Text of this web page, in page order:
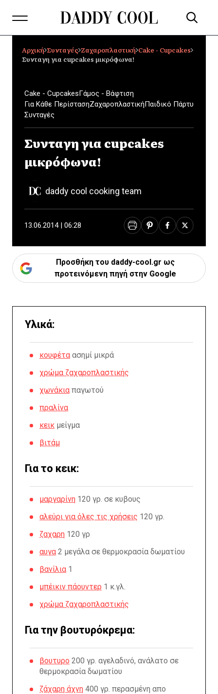
Αρχική Συνταγές Ζαχαροπλαστική Cake - Cupcakes
Συνταγη για cupcakes μικρόφωνα!
Cake - CupcakesΓάμος - Βάφτιση
Για Κάθε ΠερίστασηΖαχαροπλαστικήΠαιδικό Πάρτυ
Συνταγές
Συνταγη για cupcakes
μικρόφωνα!
daddy cool cooking team
13.06.2014 | 06:28
Προσθήκη του daddy-cool.gr ως
προτεινόμενη πηγή στην Google
Υλικά:
κουφέτα ασημί μικρά
χρώμα ζαχαροπλαστικής
χωνάκια παγωτού
πραλίνα
κεικ μείγμα
βιτάμ
Για το κεικ:
μαργαρίνη 120 γρ. σε κυβους
αλεύρι για όλες τις χρήσεις 120 γρ.
ζαχαρη 120 γρ
αυγα 2 μεγάλα σε θερμοκρασία δωματίου
βανίλια 1
μπέικιν πάουντερ 1 κ.γλ.
χρώμα ζαχαροπλαστικής
Για την βουτυρόκρεμα:
βουτυρο 200 γρ. αγελαδινό, ανάλατο σε
θερμοκρασία δωματίου
ζάχαρη άχνη 400 γρ. περασμένη απο